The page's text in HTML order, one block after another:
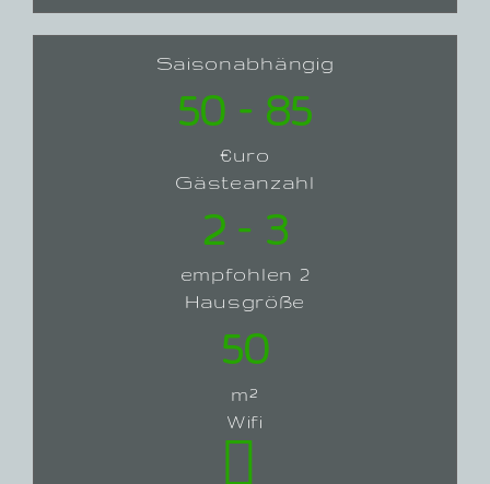
Saisonabhängig
50 – 85
€uro
Gästeanzahl
2 – 3
empfohlen 2
Hausgröße
50
m²
Wifi